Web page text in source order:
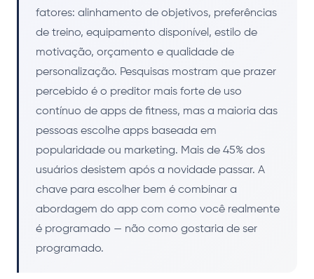
fatores: alinhamento de objetivos, preferências
de treino, equipamento disponível, estilo de
motivação, orçamento e qualidade de
personalização. Pesquisas mostram que prazer
percebido é o preditor mais forte de uso
contínuo de apps de fitness, mas a maioria das
pessoas escolhe apps baseada em
popularidade ou marketing. Mais de 45% dos
usuários desistem após a novidade passar. A
chave para escolher bem é combinar a
abordagem do app com como você realmente
é programado — não como gostaria de ser
programado.